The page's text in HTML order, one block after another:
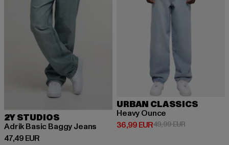
2Y STUDIOS
Adrik Basic Baggy Jeans
47,49 EUR
Derzeitiger Preis: 47,49 EUR
URBAN CLASSICS
Heavy Ounce
36,99 EUR
Derzeitiger Preis: 36,99 EUR
49,99 EURAktionspreis: